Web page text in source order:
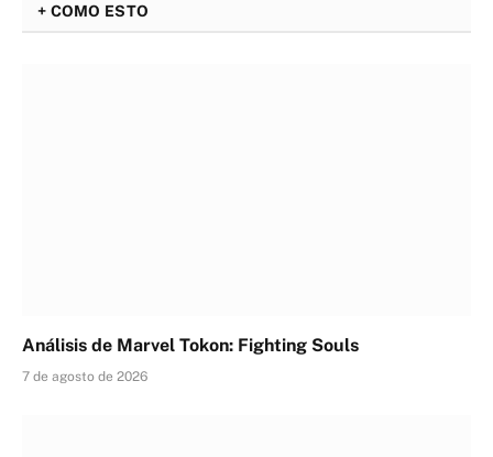
+ COMO ESTO
Análisis de Marvel Tokon: Fighting Souls
7 de agosto de 2026